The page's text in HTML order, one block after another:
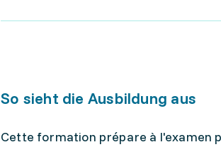
So sieht die Ausbildung aus
Cette formation prépare à l'examen